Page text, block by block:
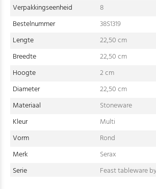
Verpakkingseenheid
8
Bestelnummer
38S1319
Lengte
22,50 cm
Breedte
22,50 cm
Hoogte
2 cm
Diameter
22,50 cm
Materiaal
Stoneware
Kleur
Multi
Vorm
Rond
Merk
Serax
Serie
Feast tableware